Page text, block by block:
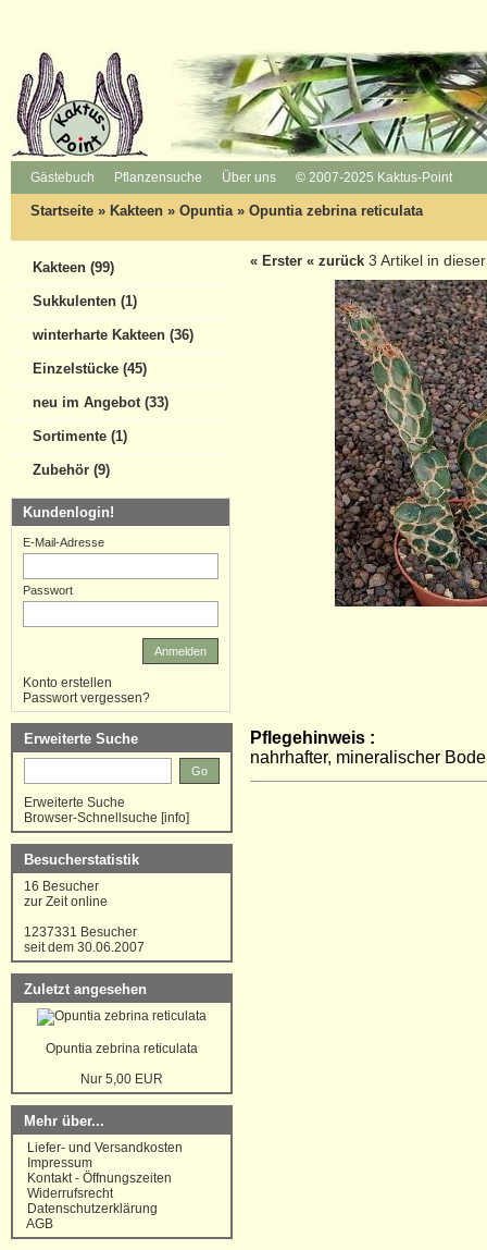
Gästebuch Pflanzensuche Über uns © 2007-2025 Kaktus-Point
Startseite » Kakteen » Opuntia » Opuntia zebrina reticulata
« Erster « zurück 3 Artikel in
Pflegehinweis :
nahrhafter, mineralischer
Kakteen (99)
Sukkulenten (1)
winterharte Kakteen (36)
Einzelstücke (45)
neu im Angebot (33)
Sortimente (1)
Zubehör (9)
Kundenlogin!
E-Mail-Adresse
Passwort
Anmelden
Konto erstellen
Passwort vergessen?
Erweiterte Suche
Go
Erweiterte Suche
Browser-Schnellsuche [info]
Besucherstatistik
16 Besucher
zur Zeit online
1237331 Besucher
seit dem 30.06.2007
Zuletzt angesehen
Opuntia zebrina reticulata
Nur 5,00 EUR
Mehr über...
Liefer- und Versandkosten
Impressum
Kontakt - Öffnungszeiten
Widerrufsrecht
Datenschutzerklärung
AGB